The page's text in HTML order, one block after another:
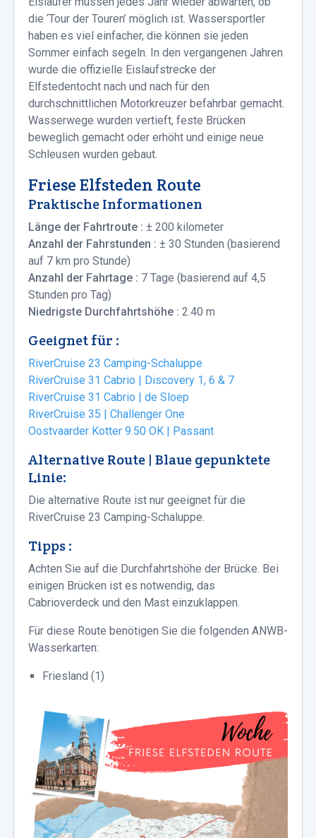
die ‘Tour der Touren’ möglich ist. Wassersportler
haben es viel einfacher, die können sie jeden
Sommer einfach segeln. In den vergangenen Jahren
wurde die offizielle Eislaufstrecke der
Elfstedentocht nach und nach für den
durchschnittlichen Motorkreuzer befahrbar gemacht.
Wasserwege wurden vertieft, feste Brücken
beweglich gemacht oder erhöht und einige neue
Schleusen wurden gebaut.
Friese Elfsteden Route
Praktische Informationen
Länge der Fahrtroute : ± 200 kilometer
Anzahl der Fahrstunden : ± 30 Stunden (basierend
auf 7 km pro Stunde)
Anzahl der Fahrtage : 7 Tage (basierend auf 4,5
Stunden pro Tag)
Niedrigste Durchfahrtshöhe : 2.40 m
Geeignet für :
RiverCruise 23 Camping-Schaluppe
RiverCruise 31 Cabrio | Discovery 1, 6 & 7
RiverCruise 31 Cabrio | de Sloep
RiverCruise 35 | Challenger One
Oostvaarder Kotter 9.50 OK | Passant
Alternative Route | Blaue gepunktete
Linie:
Die alternative Route ist nur geeignet für die
RiverCruise 23 Camping-Schaluppe.
Tipps :
Achten Sie auf die Durchfahrtshöhe der Brücke. Bei
einigen Brücken ist es notwendig, das
Cabrioverdeck und den Mast einzuklappen.
Für diese Route benötigen Sie die folgenden ANWB-
Wasserkarten:
Friesland (1)